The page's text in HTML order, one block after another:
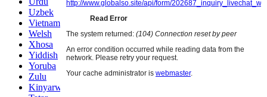
Uzbek
Vietnamese
Welsh
Xhosa
Yiddish
Yoruba
Zulu
Kinyarwanda